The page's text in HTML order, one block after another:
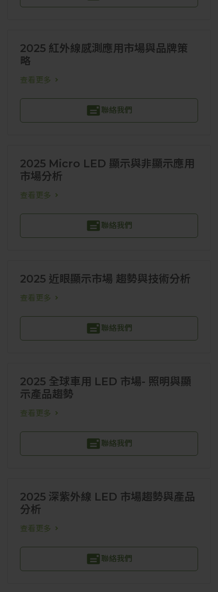
2025 紅外線感測應用市場與品牌策
略
查看更多
聯絡我們
2025 Micro LED 顯示與非顯示應用
市場分析
查看更多
聯絡我們
2025 近眼顯示市場 趨勢與技術分析
查看更多
聯絡我們
2025 全球車用 LED 市場- 照明與顯
示產品趨勢
查看更多
聯絡我們
2025 深紫外線 LED 市場趨勢與產品
分析
查看更多
聯絡我們